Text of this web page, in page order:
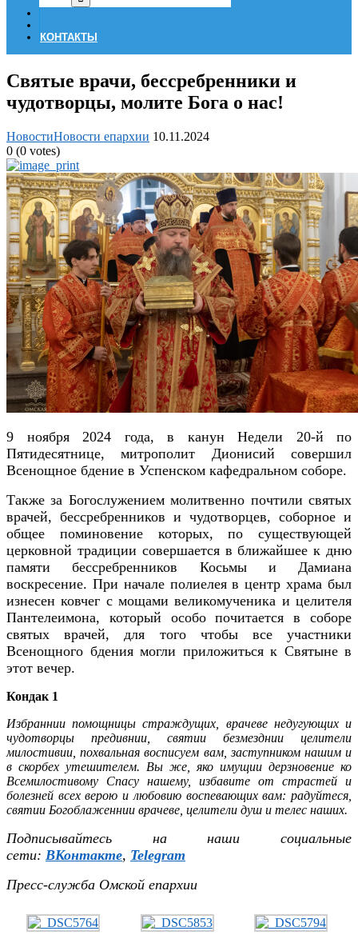
КОНТАКТЫ
Святые врачи, бессребренники и
чудотворцы, молите Бога о нас!
НовостиНовости епархии 10.11.2024
0 (0 votes)
9 ноября 2024 года, в канун Недели 20-й по
Пятидесятнице, митрополит Дионисий совершил
Всенощное бдение в Успенском кафедральном соборе.
Также за Богослужением молитвенно почтили святых
врачей, бессребренников и чудотворцев, соборное и
общее поминовение которых, по существующей
церковной традиции совершается в ближайшее к дню
памяти бессребренников Косьмы и Дамиана
воскресение. При начале полиелея в центр храма был
изнесен ковчег с мощами великомученика и целителя
Пантелеимона, который особо почитается в соборе
святых врачей, для того чтобы все участники
Всенощного бдения могли приложиться к Святыне в
этот вечер.
Кондак 1
Избраннии помощницы страждущих, врачеве недугующих и
чудотворцы предивнии, святии безмезднии целители
милостивии, похвальная восписуем вам, заступником нашим и
в скорбех утешителем. Вы же, яко имущии дерзновение ко
Всемилостивому Спасу нашему, избавите от страстей и
болезней всех верою и любовию воспевающих вам: радуйтеся,
святии Богоблаженнии врачеве, целители душ и телес наших.
Подписывайтесь на наши социальные
сети: ВКонтакте, Telegram
Пресс-служба Омской епархии